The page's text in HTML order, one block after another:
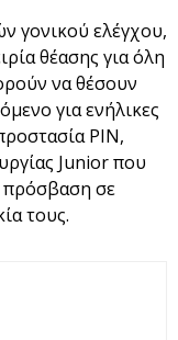
γονικού ελέγχου,
θέασης για όλη
να θέσουν
για ενήλικες
PIN,
Junior που
πρόσβαση σε
τους.